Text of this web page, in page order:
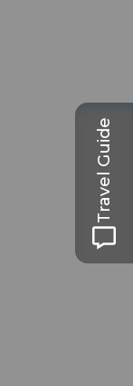
Travel Guide